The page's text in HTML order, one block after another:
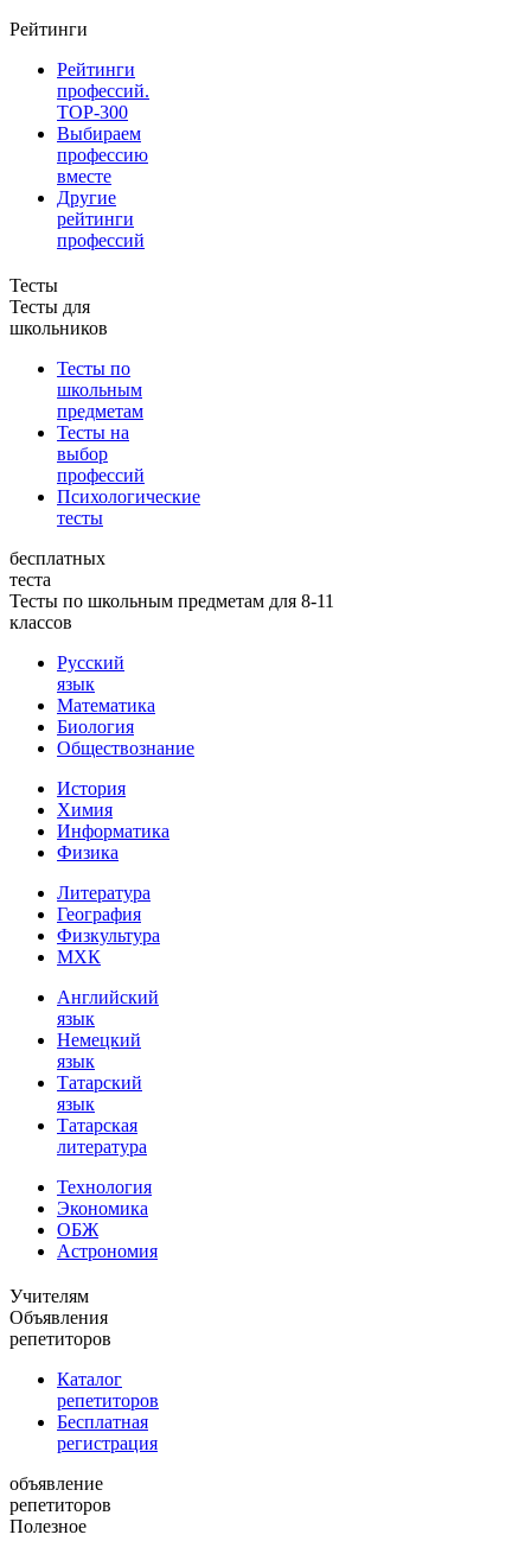
Рейтинги
Рейтинги
профессий.
TOP-300
Выбираем
профессию
вместе
Другие
рейтинги
профессий
Тесты
Тесты для
школьников
Тесты по
школьным
предметам
Тесты на
выбор
профессий
Психологические
тесты
бесплатных
теста
Тесты по школьным предметам для 8-11
классов
Русский
язык
Математика
Биология
Обществознание
История
Химия
Информатика
Физика
Литература
География
Физкультура
МХК
Английский
язык
Немецкий
язык
Татарский
язык
Татарская
литература
Технология
Экономика
ОБЖ
Астрономия
Учителям
Объявления
репетиторов
Каталог
репетиторов
Бесплатная
регистрация
объявление
репетиторов
Полезное